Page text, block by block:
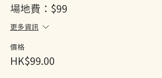
場地費：$99
更多資訊
價格
HK$99.00